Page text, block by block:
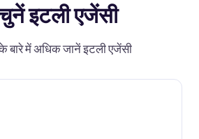
इटली एजेंसी
के बारे में अधिक जानें इटली एजेंसी